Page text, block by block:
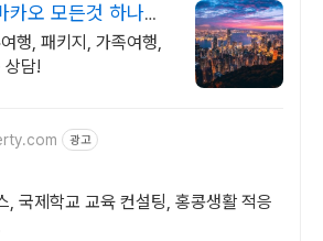
오 모든것 하나투
터
행, 패키지, 가족여행,
상담!
광고
, 국제학교 교육 컨설팅, 홍콩생활 적응